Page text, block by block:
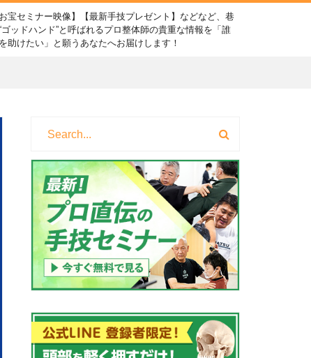
お宝セミナー映像】【最新手技プレゼント】などなど、巷
ゴッドハンド”と呼ばれるプロ整体師の貴重な情報を「誰
助けたい」と願うあなたへお届けします！